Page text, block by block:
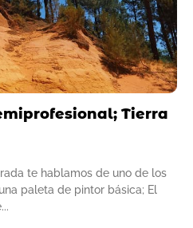
Tierra
te hablamos de uno de los
paleta de pintor básica; El